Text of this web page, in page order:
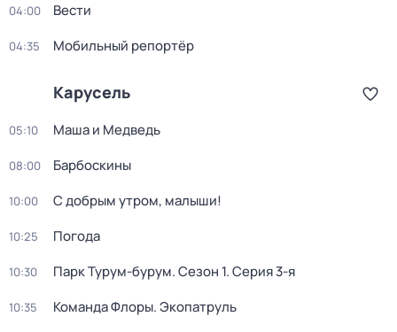
04:00 Вести
04:35 Мобильный репортёр
Карусель
05:10 Маша и Медведь
08:00 Барбоскины
10:00 С добрым утром, малыши!
10:25 Погода
10:30 Парк Турум-бурум. Сезон 1. Серия 3-я
10:35 Команда Флоры. Экопатруль